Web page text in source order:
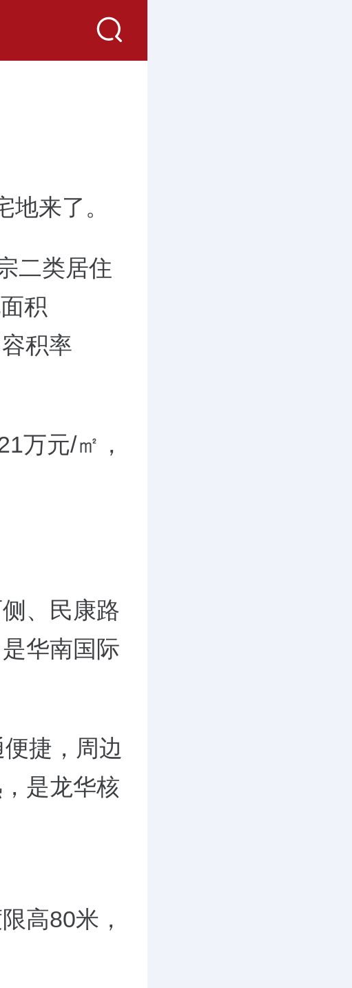
来了。
二类居住
积
积率
万元/㎡，
、民康路
华南国际
捷，周边
是龙华核
高80米，